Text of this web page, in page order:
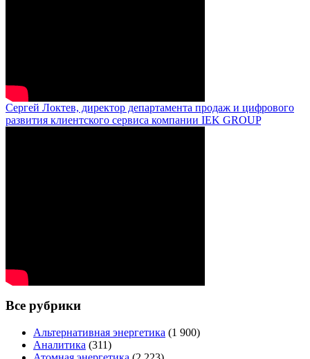
Сергей Локтев, директор департамента продаж и цифрового
развития клиентского сервиса компании IEK GROUP
Все рубрики
Альтернативная энергетика (1 900)
Аналитика (311)